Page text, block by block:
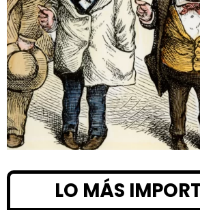
LO MÁS